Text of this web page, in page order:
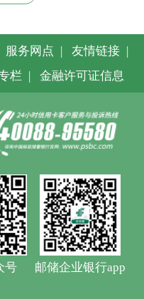
服务网点 友情链接
栏 金融许可证信息
号 邮储企业银行app